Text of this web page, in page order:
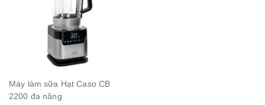
Máy làm sữa Hạt Caso CB
2200 đa năng